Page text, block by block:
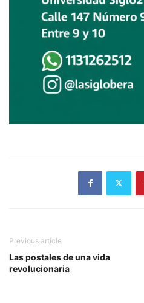
Previous article
Las postales de una vida
revolucionaria